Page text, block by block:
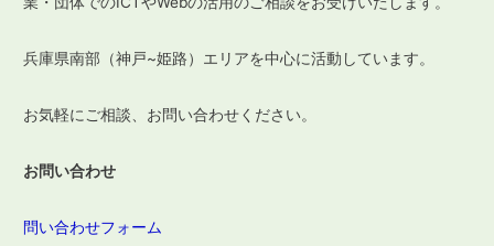
ョ
ン
兵庫県南部（神戸~姫路）エリアを中心に活動しています。
お気軽にご相談、お問い合わせください。
お問い合わせ
問い合わせフォーム